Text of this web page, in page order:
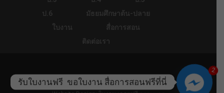
ป.6
มัธยมศึกษาต้น-ปลาย
ใบงาน
สื่อการสอน
ติดต่อเรา
© 2026 - ใบงาน.คอม. All Rights Reserved.
2
รับใบงานฟรี  ขอใบงาน สื่อการสอนฟรีที่นี่